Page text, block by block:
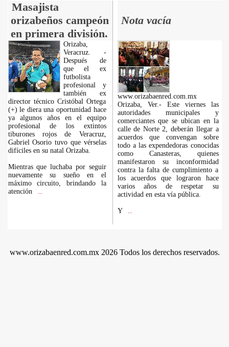
Masajista
orizabeños campeón
en primera división.
Nota vacía
Orizaba,
Veracruz. -
Después de
que el ex
futbolista
profesional y
también ex
director técnico Cristóbal Ortega
(+) le diera una oportunidad hace
ya algunos años en el equipo
profesional de los extintos
tiburones rojos de Veracruz,
Gabriel Osorio tuvo que vérselas
difíciles en su natal Orizaba.
Mientras que luchaba por seguir
nuevamente su sueño en el
máximo circuito, brindando la
atención
www.orizabaenred.com.mx
Orizaba, Ver.- Este viernes las
autoridades municipales y
comerciantes que se ubican en la
calle de Norte 2, deberán llegar a
acuerdos que convengan sobre
todo a las expendedoras conocidas
como Canasteras, quienes
manifestaron su inconformidad
contra la falta de cumplimiento a
los acuerdos que lograron hace
varios años de respetar su
actividad en esta vía pública.
Y
www.orizabaenred.com.mx 2026 Todos los derechos reservados.